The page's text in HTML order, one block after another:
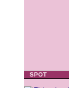
SPOT